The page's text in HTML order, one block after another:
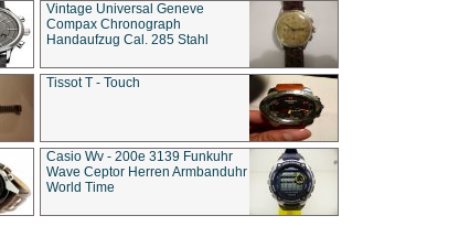
Vintage Universal Geneve
Compax Chronograph
Handaufzug Cal. 285 Stahl
Tissot T - Touch
Casio Wv - 200e 3139 Funkuhr
Wave Ceptor Herren Armbanduhr
World Time